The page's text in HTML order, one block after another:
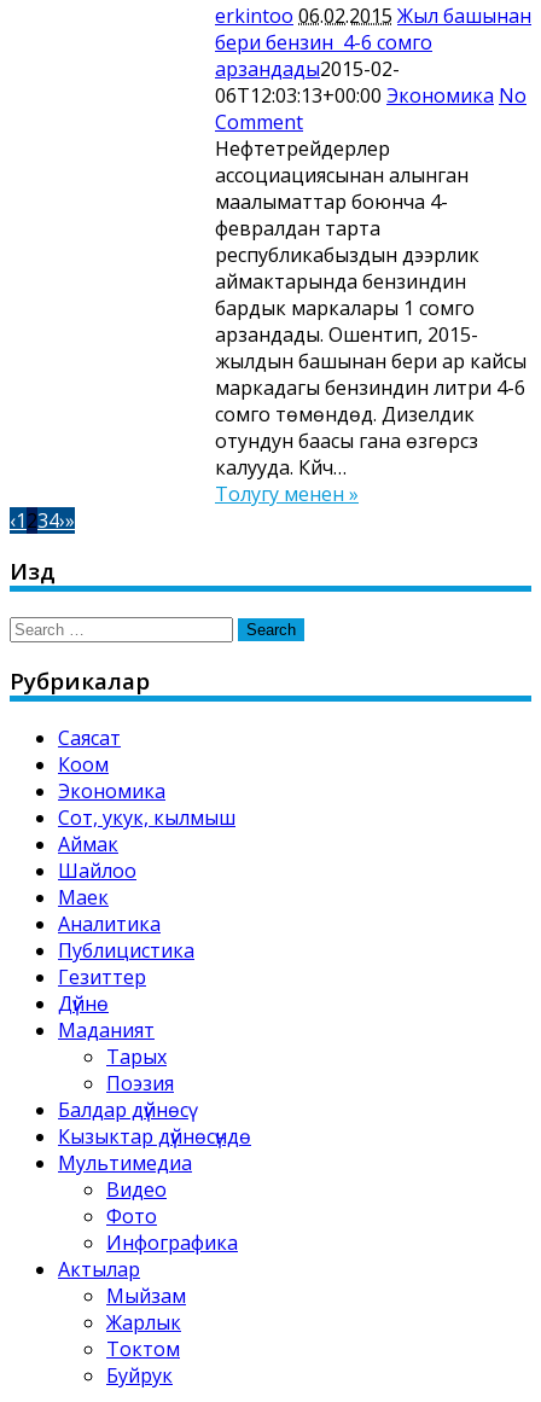
erkintoo 06.02.2015 Жыл башынан
бери бензин 4-6 сомго
арзандады2015-02-
06T12:03:13+00:00 Экономика No
Comment
Нефтетрейдерлер
ассоциациясынан алынган
маалыматтар боюнча 4-
февралдан тарта
республикабыздын дээрлик
аймактарында бензиндин
бардык маркалары 1 сомго
арзандады. Ошентип, 2015-
жылдын башынан бери ар кайсы
маркадагы бензиндин литри 4-6
сомго төмөндөдү. Дизелдик
отундун баасы гана өзгөрүүсүз
калууда. Күйүүчү…
Толугу менен »
‹1234›»
Издөө
Search
Рубрикалар
Саясат
Коом
Экономика
Сот, укук, кылмыш
Аймак
Шайлоо
Маек
Аналитика
Публицистика
Гезиттер
Дүйнө
Маданият
Тарых
Поэзия
Балдар дүйнөсү
Кызыктар дүйнөсүндө
Мультимедиа
Видео
Фото
Инфографика
Актылар
Мыйзам
Жарлык
Токтом
Буйрук